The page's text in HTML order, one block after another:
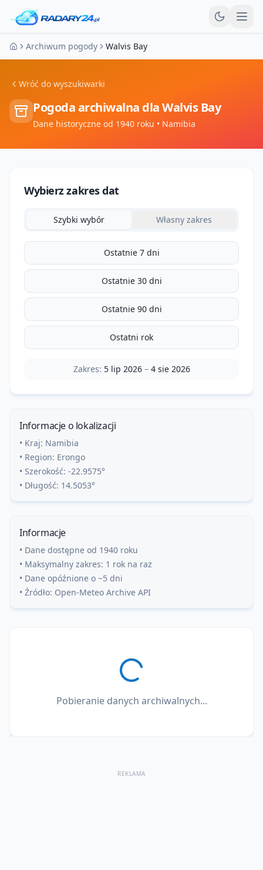
Strona główna
Archiwum pogody Walvis Bay
Wróć do wyszukiwarki
Pogoda archiwalna dlaWalvis Bay
Dane historyczne od 1940 roku • Namibia
Wybierz zakres dat
Szybki wybór Własny zakres
Ostatnie 7 dni
Ostatnie 30 dni
Ostatnie 90 dni
Ostatni rok
Zakres: 5 lip 2026– 4 sie 2026
Informacje o lokalizacji
• Kraj: Namibia
• Region: Erongo
• Szerokość: -22.9575°
• Długość: 14.5053°
Informacje
• Dane dostępne od 1940 roku
• Maksymalny zakres: 1 rok na raz
• Dane opóźnione o ~5 dni
• Źródło: Open-Meteo Archive API
Pobieranie danych archiwalnych...
REKLAMA